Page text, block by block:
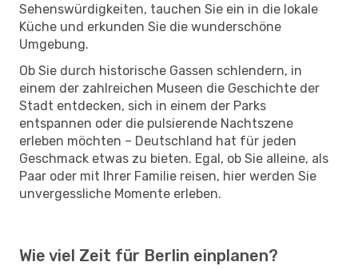
Sehenswürdigkeiten, tauchen Sie ein in die lokale
Küche und erkunden Sie die wunderschöne
Umgebung.
Ob Sie durch historische Gassen schlendern, in
einem der zahlreichen Museen die Geschichte der
Stadt entdecken, sich in einem der Parks
entspannen oder die pulsierende Nachtszene
erleben möchten – Deutschland hat für jeden
Geschmack etwas zu bieten. Egal, ob Sie alleine, als
Paar oder mit Ihrer Familie reisen, hier werden Sie
unvergessliche Momente erleben.
Wie viel Zeit für Berlin einplanen?